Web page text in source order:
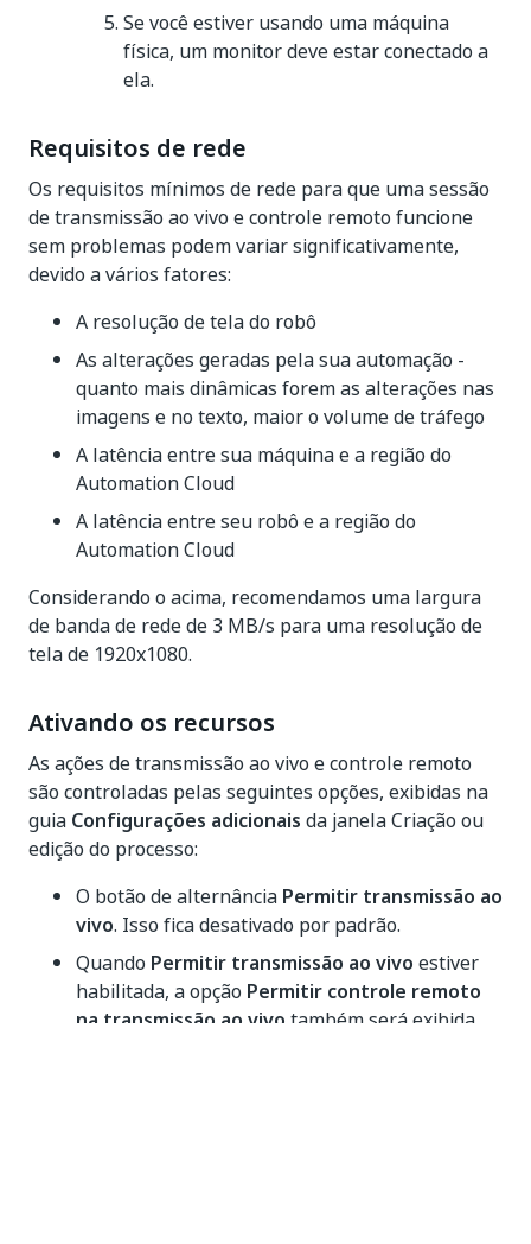
Se você estiver usando uma máquina
física, um monitor deve estar conectado a
ela.
Requisitos de rede
Os requisitos mínimos de rede para que uma sessão
de transmissão ao vivo e controle remoto funcione
sem problemas podem variar significativamente,
devido a vários fatores:
A resolução de tela do robô
As alterações geradas pela sua automação -
quanto mais dinâmicas forem as alterações nas
imagens e no texto, maior o volume de tráfego
A latência entre sua máquina e a região do
Automation Cloud
A latência entre seu robô e a região do
Automation Cloud
Considerando o acima, recomendamos uma largura
de banda de rede de 3 MB/s para uma resolução de
tela de 1920x1080.
Ativando os recursos
As ações de transmissão ao vivo e controle remoto
são controladas pelas seguintes opções, exibidas na
guia Configurações adicionais da janela Criação ou
edição do processo:
O botão de alternância Permitir transmissão ao
vivo. Isso fica desativado por padrão.
Quando Permitir transmissão ao vivo estiver
habilitada, a opção Permitir controle remoto
na transmissão ao vivo também será exibida,